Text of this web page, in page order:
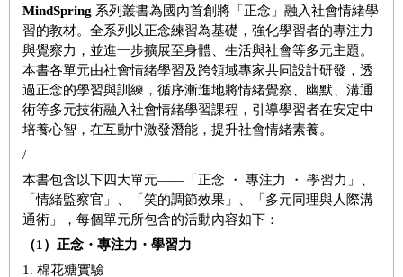
MindSpring 系列叢書為國內首創將「正念」融入社會情緒學
習的教材。全系列以正念練習為基礎，強化學習者的專注力
與覺察力，並進一步擴展至身體、生活與社會等多元主題。
本書各單元由社會情緒學習及跨領域專家共同設計研發，透
過正念的學習與訓練，循序漸進地將情緒覺察、幽默、溝通
術等多元技術融入社會情緒學習課程，引導學習者在安定中
培養心智，在互動中激發潛能，提升社會情緒素養。
/
本書包含以下四大單元——「正念 ・ 專注力 ・ 學習力」、
「情緒監察官」、「笑的調節效果」、「多元同理與人際溝
通術」，每個單元所包含的活動內容如下：
（1）正念・專注力・學習力
1. 棉花糖實驗